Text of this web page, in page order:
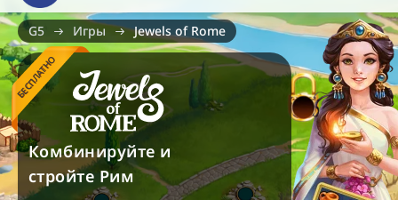
G5 Игры Jewels of Rome
Комбинируйте и
стройте Рим
БЕСПЛАТНО